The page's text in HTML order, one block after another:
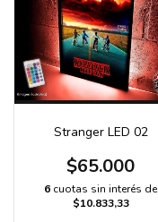
Stranger LED 02
$65.000
6 cuotas sin interés de
$10.833,33